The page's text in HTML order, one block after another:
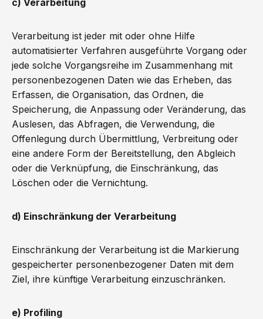
c) Verarbeitung
Verarbeitung ist jeder mit oder ohne Hilfe
automatisierter Verfahren ausgeführte Vorgang oder
jede solche Vorgangsreihe im Zusammenhang mit
personenbezogenen Daten wie das Erheben, das
Erfassen, die Organisation, das Ordnen, die
Speicherung, die Anpassung oder Veränderung, das
Auslesen, das Abfragen, die Verwendung, die
Offenlegung durch Übermittlung, Verbreitung oder
eine andere Form der Bereitstellung, den Abgleich
oder die Verknüpfung, die Einschränkung, das
Löschen oder die Vernichtung.
d) Einschränkung der Verarbeitung
Einschränkung der Verarbeitung ist die Markierung
gespeicherter personenbezogener Daten mit dem
Ziel, ihre künftige Verarbeitung einzuschränken.
e) Profiling